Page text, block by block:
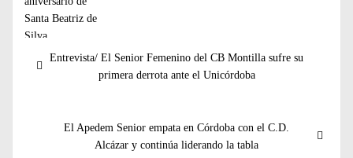
de
Entrada
Entrevista/ El Senior Femenino del CB Montilla sufre su
primera derrota ante el Unicórdoba
Entrada
siguiente:
El Apedem Senior empata en Córdoba con el C.D.
Alcázar y continúa liderando la tabla